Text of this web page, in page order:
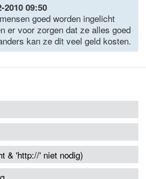
2010 09:50
goed worden ingelicht
er voor zorgen dat ze alles goed
kan ze dit veel geld kosten.